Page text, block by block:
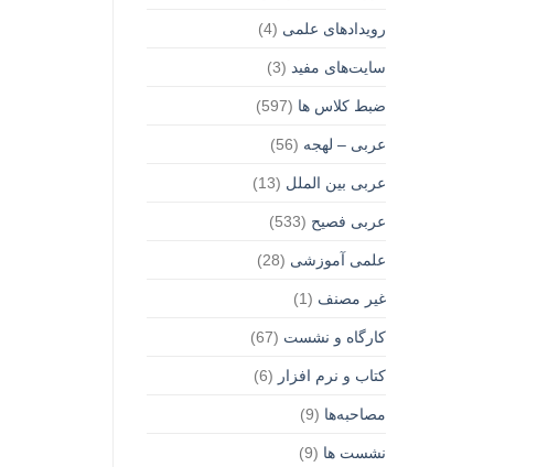
رویدادهای علمی (4)
سایت‌های مفید (3)
ضبط کلاس ها (597)
عربی – لهجه (56)
عربی بین الملل (13)
عربی فصیح (533)
علمی آموزشی (28)
غير مصنف (1)
کارگاه و نشست (67)
کتاب و نرم افزار (6)
مصاحبه‌ها (9)
نشست ها (9)